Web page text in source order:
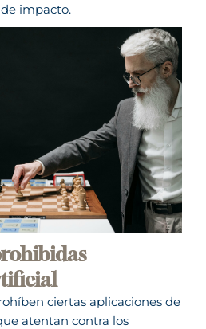
impacto.
ciertas aplicaciones de
atentan contra los